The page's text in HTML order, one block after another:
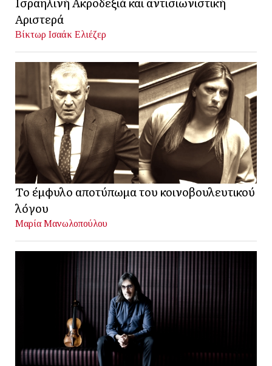
Αριστερά
Βίκτωρ Ισαάκ Ελιέζερ
Το έμφυλο αποτύπωμα του κοινοβουλευτικού
λόγου
Μαρία Μανωλοπούλου